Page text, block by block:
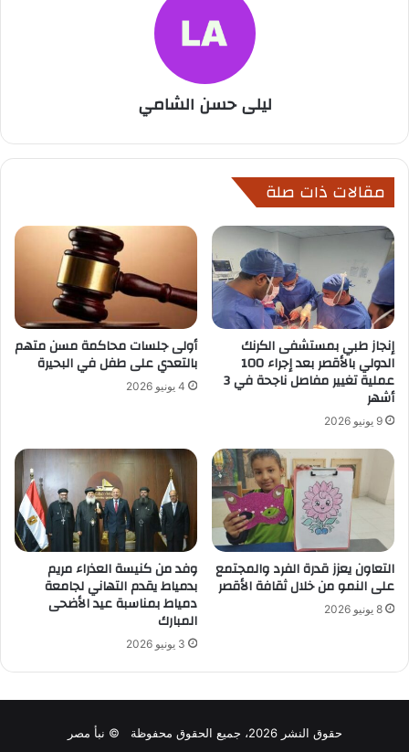
ليلى حسن الشامي
مقالات ذات صلة
إنجاز طبي بمستشفى الكرنك
الدولي بالأقصر بعد إجراء 100
عملية تغيير مفاصل ناجحة في 3
أشهر
9 يونيو 2026
أولى جلسات محاكمة مسن متهم
بالتعدي على طفل في البحيرة
4 يونيو 2026
التعاون يعزز قدرة الفرد والمجتمع
على النمو من خلال ثقافة الأقصر
8 يونيو 2026
وفد من كنيسة العذراء مريم
بدمياط يقدم التهاني لجامعة
دمياط بمناسبة عيد الأضحى
المبارك
3 يونيو 2026
حقوق النشر 2026، جميع الحقوق محفوظة © نبأ مصر